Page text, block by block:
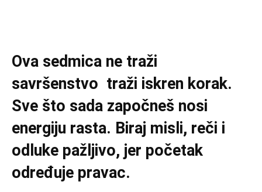
Ova sedmica ne traži
savršenstvo traži iskren korak.
Sve što sada započneš nosi
energiju rasta. Biraj misli, reči i
odluke pažljivo, jer početak
određuje pravac.